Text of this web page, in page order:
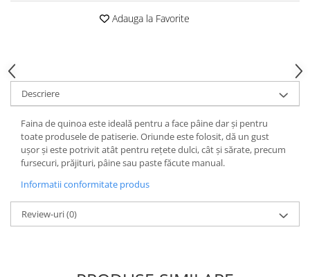
Adauga la Favorite
Descriere
Faina de quinoa este ideală pentru a face pâine dar și pentru
toate produsele de patiserie. Oriunde este folosit, dă un gust
ușor și este potrivit atât pentru rețete dulci, cât și sărate, precum
fursecuri, prăjituri, pâine sau paste făcute manual.
Informatii conformitate produs
Review-uri(0)